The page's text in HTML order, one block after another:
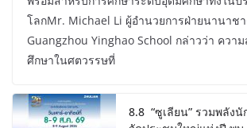
โลกMr. Michael Li ผู้อำนวยการฝ่ายนานาช
Guangzhou Yinghao School กล่าวว่า ความ
ศึกษาในศตวรรษที่
8.8 “ซูเลียน” รวมพลังนั